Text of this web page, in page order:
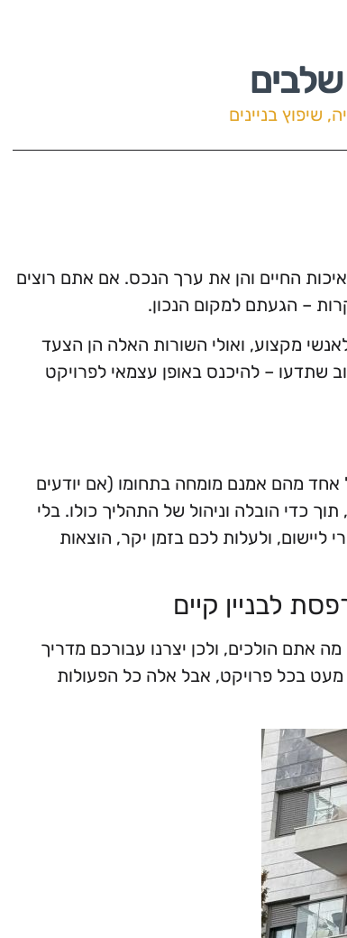
, שיפוץ בניינים
החיים והן את ערך הנכס. אם אתם רוצים
– הגעתם למקום הנכון.
מקצוע, ואולי השורות האלה הן הצעד
שתדעו – להיכנס באופן עצמאי לפרויקט
אחד מהם אמנם מומחה בתחומו (אם יודעים
כדי הובלה וניהול של התהליך כולו. בלי
ולעלות לכם בזמן יקר, הוצאות
לבניין קיים
הולכים, ולכן יצרנו עבורכם מדריך
מעט בכל פרויקט, אבל אלה כל הפעולות